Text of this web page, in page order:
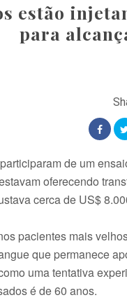
estão
para
de um
oferecendo
cerca de US$
pacientes mais
que permanece
uma tentativa
é de 60 anos.